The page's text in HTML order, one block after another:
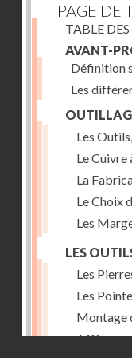
PAGE DE
TABLE
AVANT-
Définition
Les
Les
Le Cuivre
La
Le Choix
Les
LES
Les
Les
Montage
Affûtage